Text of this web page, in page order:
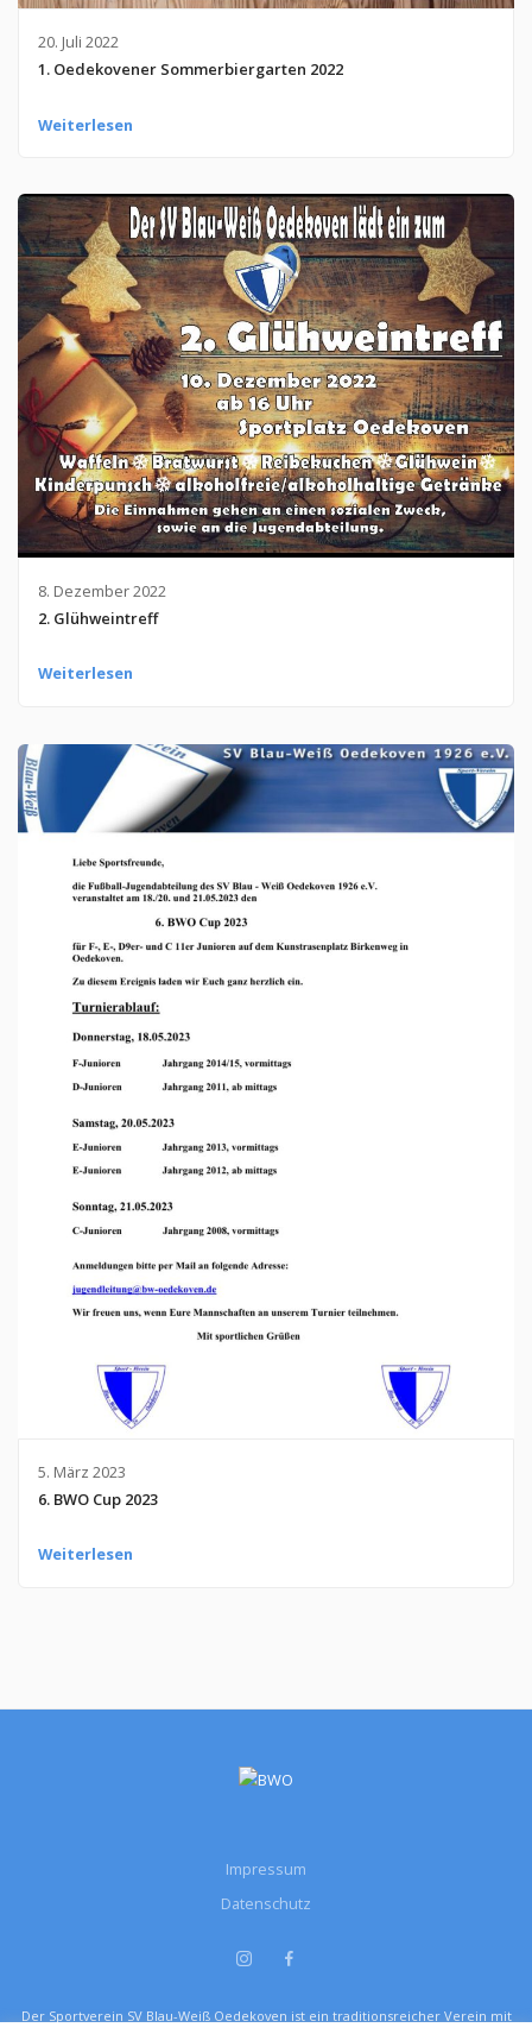
20. Juli 2022
1. Oedekovener Sommerbiergarten 2022
Weiterlesen
8. Dezember 2022
2. Glühweintreff
Weiterlesen
5. März 2023
6. BWO Cup 2023
Weiterlesen
Impressum
Datenschutz
Der Sportverein SV Blau-Weiß Oedekoven ist ein traditionsreicher Verein mit